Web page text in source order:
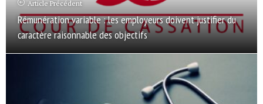
Article Précédent
Rémunération variable : les employeurs doivent justifier du
caractère raisonnable des objectifs